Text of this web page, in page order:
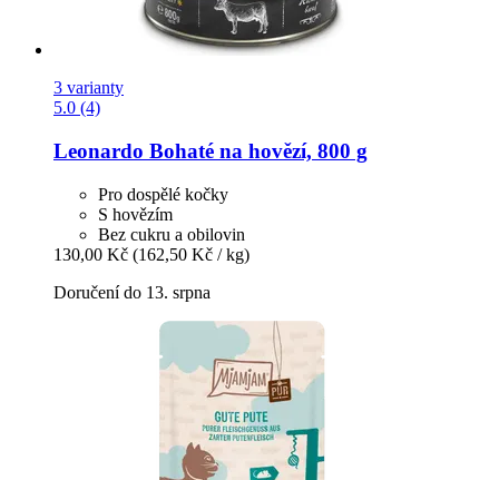
3 varianty
5.0 (4)
Leonardo Bohaté na hovězí, 800 g
Pro dospělé kočky
S hovězím
Bez cukru a obilovin
130,00 Kč (162,50 Kč / kg)
Doručení do 13. srpna